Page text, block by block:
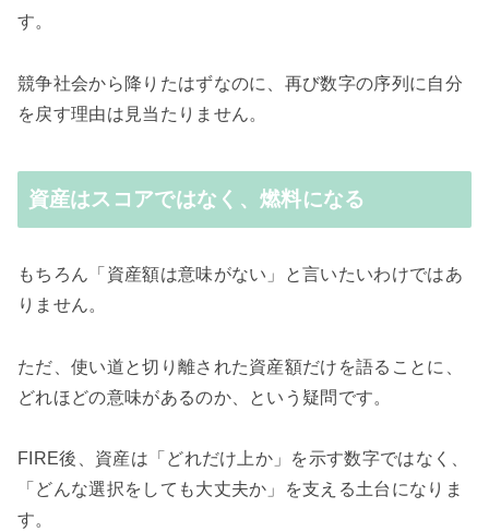
す。
競争社会から降りたはずなのに、再び数字の序列に自分
を戻す理由は見当たりません。
資産はスコアではなく、燃料になる
もちろん「資産額は意味がない」と言いたいわけではあ
りません。
ただ、使い道と切り離された資産額だけを語ることに、
どれほどの意味があるのか、という疑問です。
FIRE後、資産は「どれだけ上か」を示す数字ではなく、
「どんな選択をしても大丈夫か」を支える土台になりま
す。